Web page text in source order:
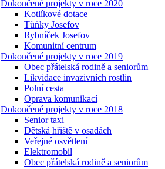
Dokončené projekty v roce 2020
Kotlíkové dotace
Tůňky Josefov
Rybníček Josefov
Komunitní centrum
Dokončené projekty v roce 2019
Obec přátelská rodině a seniorům
Likvidace invazivních rostlin
Polní cesta
Oprava komunikací
Dokončené projekty v roce 2018
Senior taxi
Dětská hřiště v osadách
Veřejné osvětlení
Elektromobil
Obec přátelská rodině a seniorům